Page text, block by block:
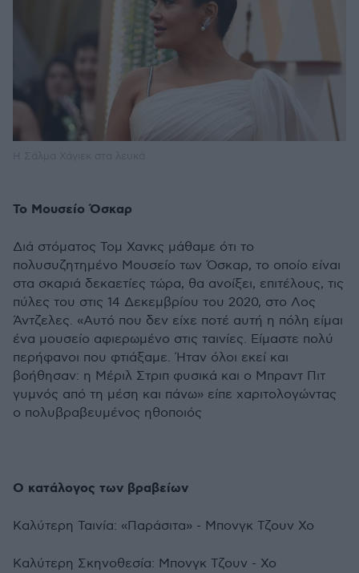
Το Μουσείο Όσκαρ
Διά στόματος Τομ Χανκς μάθαμε ότι το
πολυσυζητημένο Μουσείο των Όσκαρ, το οποίο είναι
στα σκαριά δεκαετίες τώρα, θα ανοίξει, επιτέλους, τις
πύλες του στις 14 Δεκεμβρίου του 2020, στο Λος
Άντζελες. «Αυτό που δεν είχε ποτέ αυτή η πόλη είμαι
ένα μουσείο αφιερωμένο στις ταινίες. Είμαστε πολύ
περήφανοι που φτιάξαμε. Ήταν όλοι εκεί και
βοήθησαν: η Μέριλ Στριπ φυσικά και ο Μπραντ Πιτ
γυμνός από τη μέση και πάνω» είπε χαριτολογώντας
ο πολυβραβευμένος ηθοποιός
Ο κατάλογος των βραβείων
Καλύτερη Ταινία: «Παράσιτα» - Μπονγκ Τζουν Χο
Καλύτερη Σκηνοθεσία: Μπονγκ Τζουν - Χο